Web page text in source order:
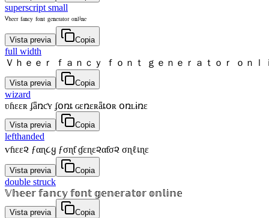
superscript small
ⱽʰᵉᵉʳ ᶠᵃⁿᶜʸ ᶠᵒⁿᵗ ᵍᵉⁿᵉʳᵃᵗᵒʳ ᵒⁿˡⁱⁿᵉ
Vista previa Copia
full width
Ｖｈｅｅｒ ｆａｎｃｙ ｆｏｎｔ ｇｅｎｅｒａｔｏｒ ｏｎｌ
Vista previa Copia
wizard
ʋɦɛɛʀ ʄǟռƈʏ ʄօռȶ ɢɛռɛʀǟȶօʀ օռʟɨռɛ
Vista previa Copia
lefthanded
ѵɦεε૨ ƒαɳ૮ყ ƒσɳƭ ɠεɳε૨αƭσ૨ σɳℓเɳε
Vista previa Copia
double struck
𝕍𝕙𝕖𝕖𝕣 𝕗𝕒𝕟𝕔𝕪 𝕗𝕠𝕟𝕥 𝕘𝕖𝕟𝕖𝕣𝕒𝕥𝕠𝕣 𝕠𝕟𝕝𝕚𝕟𝕖
Vista previa Copia